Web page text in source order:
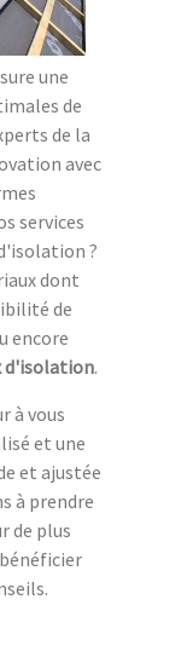
une
de
de la
avec
services
?
dont
de
encore
d'isolation.
à vous
et une
et ajustée
à prendre
de plus